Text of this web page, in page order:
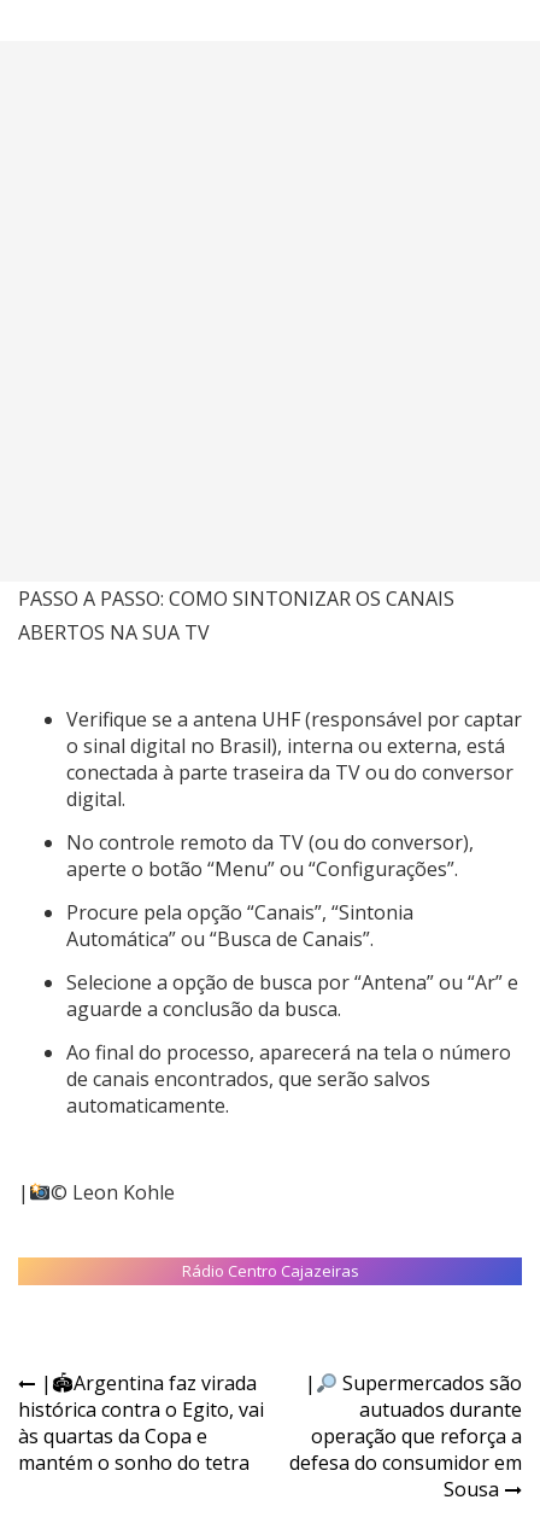
PASSO A PASSO: COMO SINTONIZAR OS CANAIS
ABERTOS NA SUA TV
Verifique se a antena UHF (responsável por captar
o sinal digital no Brasil), interna ou externa, está
conectada à parte traseira da TV ou do conversor
digital.
No controle remoto da TV (ou do conversor),
aperte o botão “Menu” ou “Configurações”.
Procure pela opção “Canais”, “Sintonia
Automática” ou “Busca de Canais”.
Selecione a opção de busca por “Antena” ou “Ar” e
aguarde a conclusão da busca.
Ao final do processo, aparecerá na tela o número
de canais encontrados, que serão salvos
automaticamente.
| © Leon Kohle
Rádio Centro Cajazeiras
|🏟Argentina faz virada
histórica contra o Egito, vai
às quartas da Copa e
mantém o sonho do tetra
|
Supermercados são
autuados durante
operação que reforça a
defesa do consumidor em
Sousa